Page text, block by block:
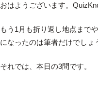
おはようございます。
もう1月も折り返し地点まで
になったのは筆者だけでしょ
それでは、本日の3問です。